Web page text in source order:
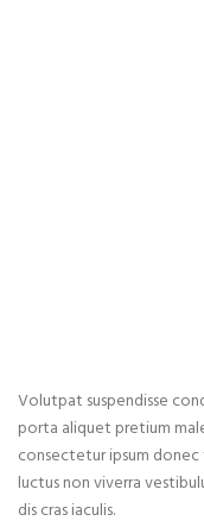
Volutpat suspendisse
porta aliquet pretium
consectetur ipsum donec
luctus non viverra
dis cras iaculis.